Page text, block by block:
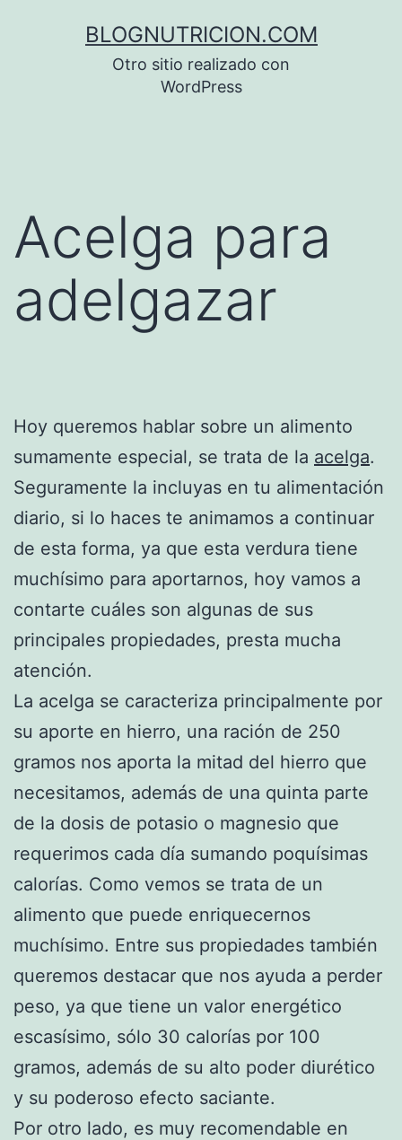
BLOGNUTRICION.COM
Otro sitio realizado con
WordPress
Acelga para
adelgazar
Hoy queremos hablar sobre un alimento
sumamente especial, se trata de la acelga.
Seguramente la incluyas en tu alimentación
diario, si lo haces te animamos a continuar
de esta forma, ya que esta verdura tiene
muchísimo para aportarnos, hoy vamos a
contarte cuáles son algunas de sus
principales propiedades, presta mucha
atención.
La acelga se caracteriza principalmente por
su aporte en hierro, una ración de 250
gramos nos aporta la mitad del hierro que
necesitamos, además de una quinta parte
de la dosis de potasio o magnesio que
requerimos cada día sumando poquísimas
calorías. Como vemos se trata de un
alimento que puede enriquecernos
muchísimo. Entre sus propiedades también
queremos destacar que nos ayuda a perder
peso, ya que tiene un valor energético
escasísimo, sólo 30 calorías por 100
gramos, además de su alto poder diurético
y su poderoso efecto saciante.
Por otro lado, es muy recomendable en